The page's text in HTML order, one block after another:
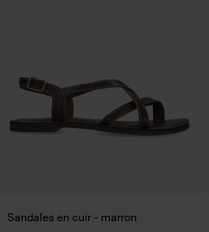
Sandales en cuir - marron